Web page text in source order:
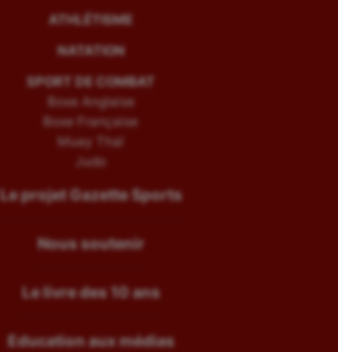
ATHLÉTISME
NATATION
SPORT DE COMBAT
Boxe Anglaise
Boxe Française
Muay Thaï
Judo
Le projet Gazette Sports
Nous soutenir
Le livre des 10 ans
Education aux médias